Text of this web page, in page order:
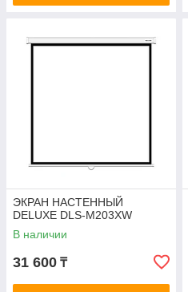
ЭКРАН НАСТЕННЫЙ
DELUXE DLS-M203XW
В наличии
31 600 ₸